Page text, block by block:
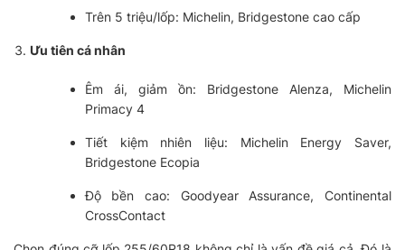
Trên 5 triệu/lốp: Michelin, Bridgestone cao cấp
Ưu tiên cá nhân
Êm ái, giảm ồn: Bridgestone Alenza, Michelin
Primacy 4
Tiết kiệm nhiên liệu: Michelin Energy Saver,
Bridgestone Ecopia
Độ bền cao: Goodyear Assurance, Continental
CrossContact